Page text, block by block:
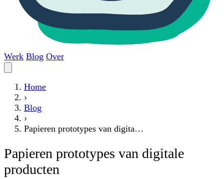
Werk Blog Over
Home
›
Blog
›
Papieren prototypes van digita…
Papieren prototypes van digitale
producten